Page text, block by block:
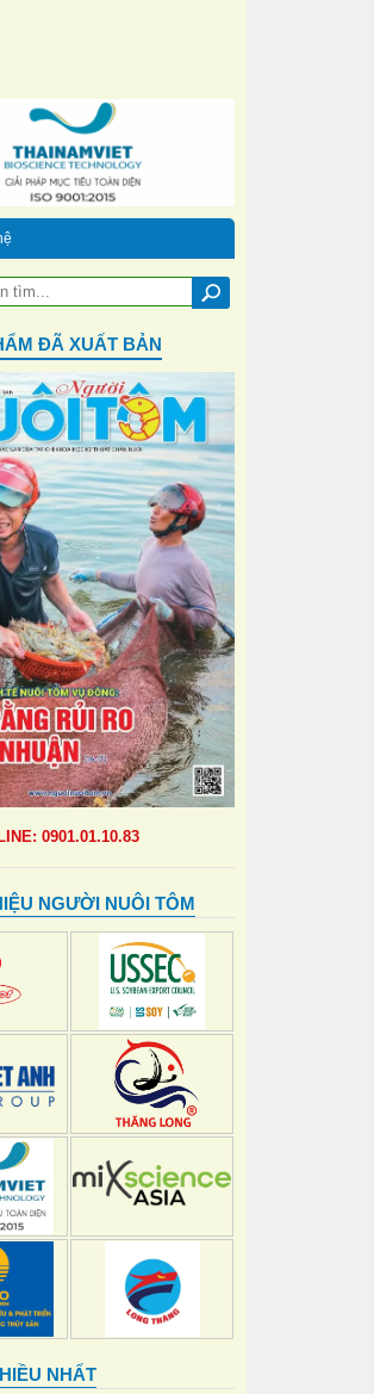
ĐÃ XUẤT BẢN
0901.01.10.83
NGƯỜI NUÔI TÔM
NHẤT